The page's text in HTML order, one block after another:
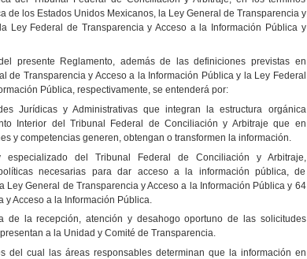
de los Estados Unidos Mexicanos, la Ley General de Transparencia y
Ley Federal de Transparencia y Acceso a la Información Pública y
presente Reglamento, además de las definiciones previstas en
de Transparencia y Acceso a la Información Pública y la Ley Federal
Pública, respectivamente, se entenderá por:
Jurídicas y Administrativas que integran la estructura orgánica
Interior del Tribunal Federal de Conciliación y Arbitraje que en
y competencias generen, obtengan o transformen la información.
especializado del Tribunal Federal de Conciliación y Arbitraje,
necesarias para dar acceso a la información pública, de
Ley General de Transparencia y Acceso a la Información Pública y 64
Acceso a la Información Pública.
de la recepción, atención y desahogo oportuno de las solicitudes
a la Unidad y Comité de Transparencia.
del cual las áreas responsables determinan que la información en